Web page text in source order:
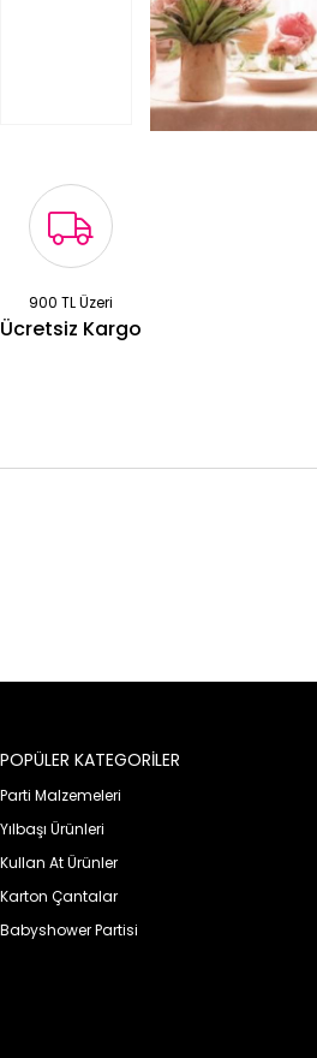
900 TL Üzeri
Ücretsiz Kargo
POPÜLER KATEGORİLER
Parti Malzemeleri
Yılbaşı Ürünleri
Kullan At Ürünler
Karton Çantalar
Babyshower Partisi